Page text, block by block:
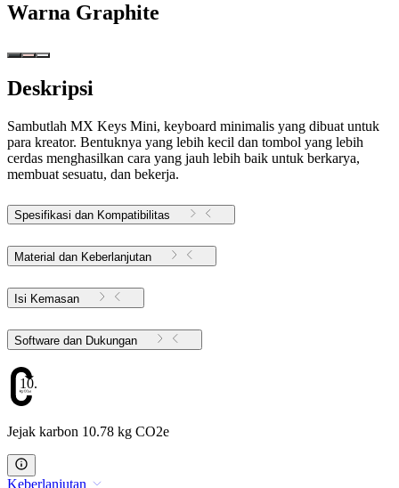
Warna Graphite
Deskripsi
Sambutlah MX Keys Mini, keyboard minimalis yang dibuat untuk
para kreator. Bentuknya yang lebih kecil dan tombol yang lebih
cerdas menghasilkan cara yang jauh lebih baik untuk berkarya,
membuat sesuatu, dan bekerja.
Spesifikasi dan Kompatibilitas
Material dan Keberlanjutan
Isi Kemasan
Software dan Dukungan
10.78
Jejak karbon 10.78 kg CO2e
Keberlanjutan